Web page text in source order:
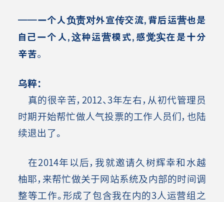
――一个人负责对外宣传交流，背后运营也是
自己一个人，这种运营模式，感觉实在是十分
辛苦。
乌粹：
真的很辛苦，2012、3年左右，从初代管理员
时期开始帮忙做人气投票的工作人员们，也陆
续退出了。
在2014年以后，我就邀请久树辉幸和水越
柚耶，来帮忙做关于网站系统及内部的时间调
整等工作。形成了包含我在内的3人运营组之